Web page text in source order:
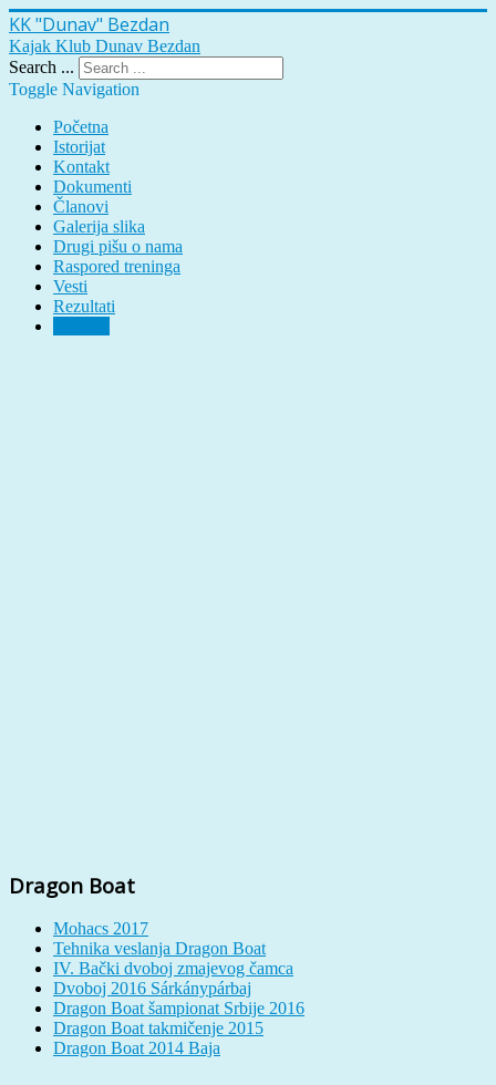
KK "Dunav" Bezdan
Kajak Klub Dunav Bezdan
Search ...
Toggle Navigation
Početna
Istorijat
Kontakt
Dokumenti
Članovi
Galerija slika
Drugi pišu o nama
Raspored treninga
Vesti
Rezultati
Dragon Boat
Mohacs 2017
Tehnika veslanja Dragon Boat
IV. Bački dvoboj zmajevog čamca
Dvoboj 2016 Sárkánypárbaj
Dragon Boat šampionat Srbije 2016
Dragon Boat takmičenje 2015
Dragon Boat 2014 Baja